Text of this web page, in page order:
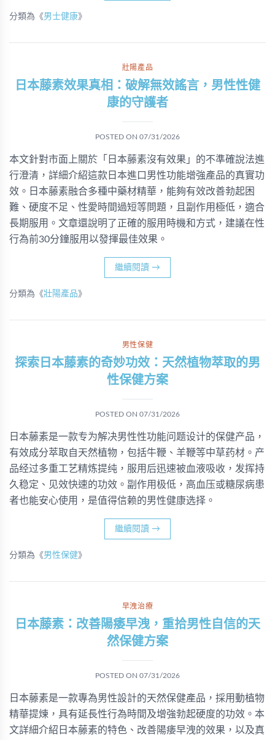
分類為《男士健康》
壯陽產品
日本藤素效果真相：破解無效謠言，男性性健
康的守護者
POSTED ON 07/31/2026
本文針對市面上關於「日本藤素沒有效果」的不準確說法進
行澄清，詳細介紹這款日本進口男性功能增強產品的真實功
效。日本藤素融合多種中藥材精華，能夠有效改善勃起困
難、硬度不足、性愛時間過短等問題，且副作用極低，適合
長期服用。文章還說明了正確的服用時機和方式，建議在性
行為前30分鐘服用以發揮最佳效果。
繼續閱讀 →
分類為《壯陽產品》
男性保健
探索日本藤素的奇妙功效：天然植物萃取的男
性保健方案
POSTED ON 07/31/2026
日本藤素是一款专为解决男性性功能问题设计的保健产品，
有效成分萃取自天然植物，包括牛鞭、羊鞭等中草药材。产
品经过多重工艺精炼提纯，服用后迅速被血液吸收，发挥持
久稳定、见效快速的功效。副作用极低，高血压或糖尿病患
者也能安心使用，是值得信赖的男性健康选择。
繼續閱讀 →
分類為《男性保健》
早洩治療
日本藤素：改善陽痿早洩，重拾男性自信的天
然保健方案
POSTED ON 07/31/2026
日本藤素是一款專為男性設計的天然保健產品，採用動植物
精華提煉，具有延長性行為時間及增強勃起硬度的功效。本
文詳細介紹日本藤素的特色、改善陽痿早洩的效果，以及真